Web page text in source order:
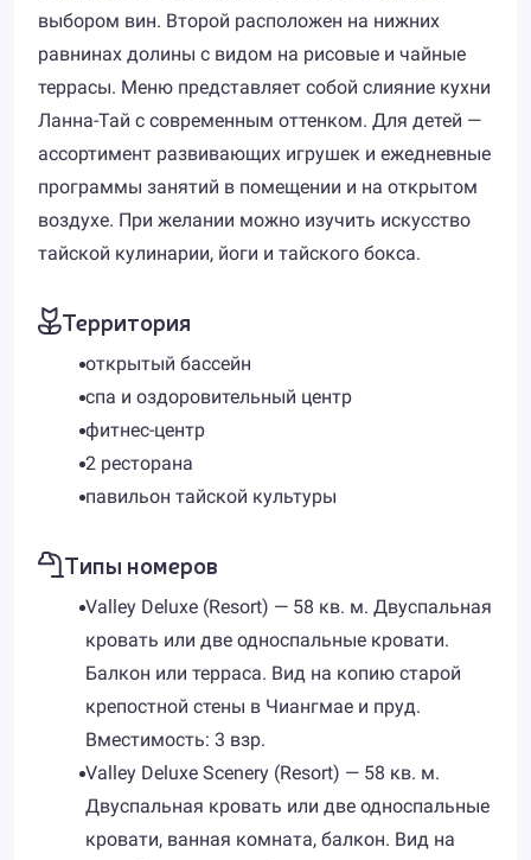
выбором вин. Второй расположен на нижних
равнинах долины с видом на рисовые и чайные
террасы. Меню представляет собой слияние кухни
Ланна-Тай с современным оттенком. Для детей —
ассортимент развивающих игрушек и ежедневные
программы занятий в помещении и на открытом
воздухе. При желании можно изучить искусство
тайской кулинарии, йоги и тайского бокса.
Территория
открытый бассейн
спа и оздоровительный центр
фитнес-центр
2 ресторана
павильон тайской культуры
Типы номеров
Valley Deluxe (Resort) — 58 кв. м. Двуспальная
кровать или две односпальные кровати.
Балкон или терраса. Вид на копию старой
крепостной стены в Чиангмае и пруд.
Вместимость: 3 взр.
Valley Deluxe Scenery (Resort) — 58 кв. м.
Двуспальная кровать или две односпальные
кровати, ванная комната, балкон. Вид на